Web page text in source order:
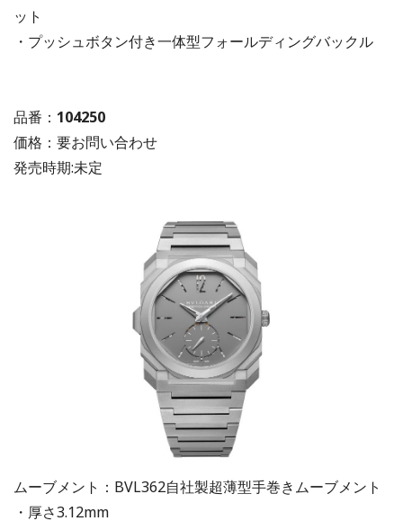
ット
・プッシュボタン付き一体型フォールディングバックル
品番： 104250
価格：要お問い合わせ
発売時期:未定
ムーブメント：BVL362自社製超薄型手巻きムーブメント
・厚さ3.12mm